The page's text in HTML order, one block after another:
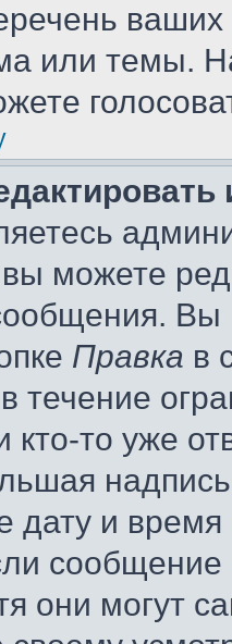
ваших
или темы.
можете
Вы
Правка в
течение
кто-то уже
дату и
они могут